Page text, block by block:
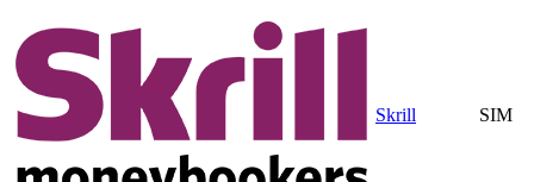
Skrill SIM